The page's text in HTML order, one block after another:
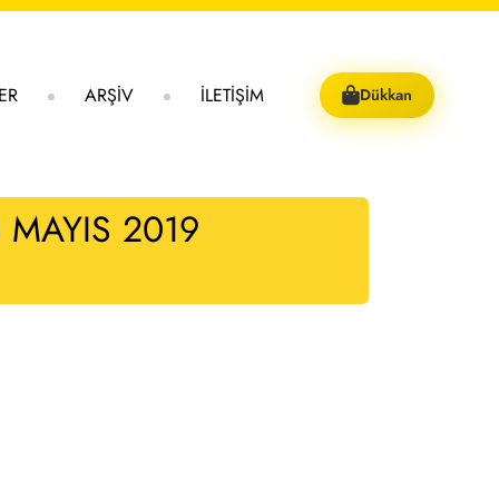
ARŞİV İLETİŞİM Dükkan
MAYIS 2019